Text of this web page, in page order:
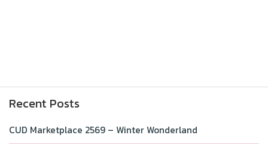
Recent Posts
CUD Marketplace 2569 – Winter Wonderland